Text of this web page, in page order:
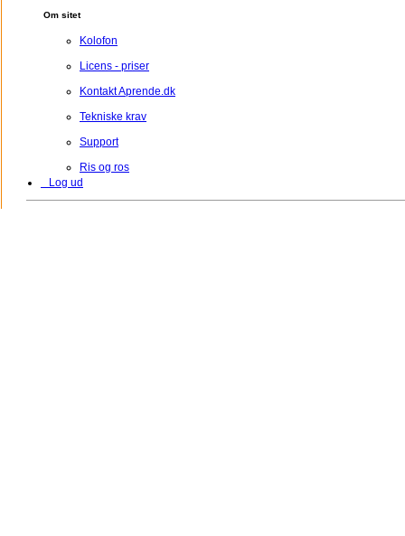
Om sitet
Kolofon
Licens - priser
Kontakt Aprende.dk
Tekniske krav
Support
Ris og ros
Log ud